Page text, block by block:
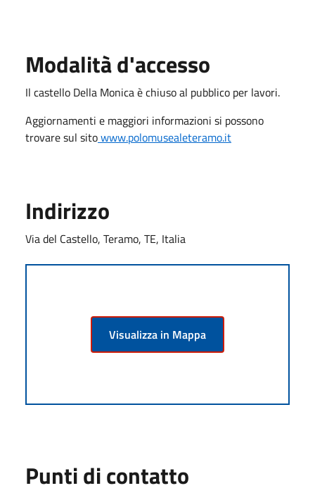
Modalità d'accesso
Il castello Della Monica è chiuso al pubblico per lavori.
Aggiornamenti e maggiori informazioni si possono
trovare sul sitowww.polomusealeteramo.it
Indirizzo
Via del Castello, Teramo, TE, Italia
Visualizza in Mappa
Punti di contatto